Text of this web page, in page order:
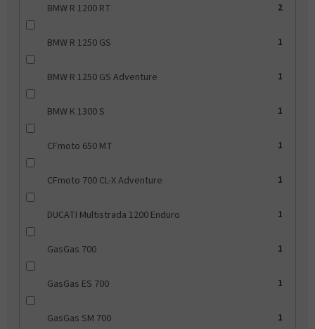
BMW R 1200 RT 2
BMW R 1250 GS 1
BMW R 1250 GS Adventure 1
BMW K 1300 S 1
CFmoto 650 MT 1
CFmoto 700 CL-X Adventure 1
DUCATI Multistrada 1200 Enduro 1
GasGas 700 1
GasGas ES 700 1
GasGas SM 700 1